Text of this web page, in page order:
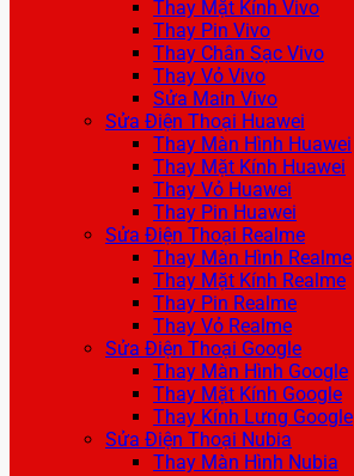
Thay Mặt Kính Vivo
Thay Pin Vivo
Thay Chân Sạc Vivo
Thay Vỏ Vivo
Sửa Main Vivo
Sửa Điện Thoại Huawei
Thay Màn Hình Huawei
Thay Mặt Kính Huawei
Thay Vỏ Huawei
Thay Pin Huawei
Sửa Điện Thoại Realme
Thay Màn Hình Realme
Thay Mặt Kính Realme
Thay Pin Realme
Thay Vỏ Realme
Sửa Điện Thoại Google
Thay Màn Hình Google
Thay Mặt Kính Google
Thay Kính Lưng Google
Sửa Điện Thoại Nubia
Thay Màn Hình Nubia